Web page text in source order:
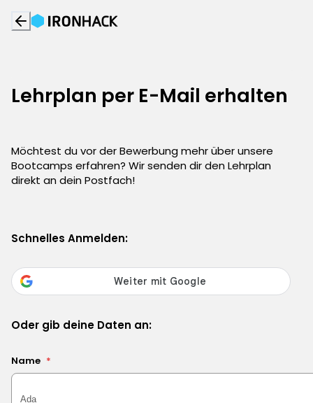
Lehrplan per E-Mail erhalten
Möchtest du vor der Bewerbung mehr über unsere
Bootcamps erfahren? Wir senden dir den Lehrplan
direkt an dein Postfach!
Schnelles Anmelden:
Oder gib deine Daten an:
Name *